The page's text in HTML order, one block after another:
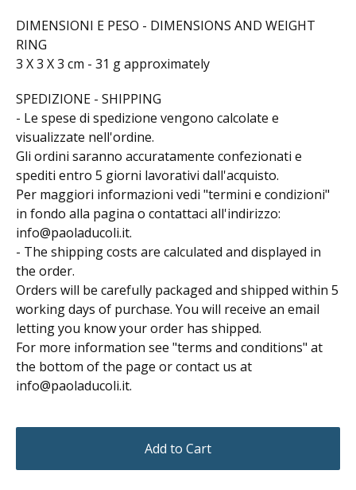
DIMENSIONI E PESO - DIMENSIONS AND WEIGHT
RING
3 X 3 X 3 cm - 31 g approximately
SPEDIZIONE - SHIPPING
- Le spese di spedizione vengono calcolate e
visualizzate nell'ordine.
Gli ordini saranno accuratamente confezionati e
spediti entro 5 giorni lavorativi dall'acquisto.
Per maggiori informazioni vedi "termini e condizioni"
in fondo alla pagina o contattaci all'indirizzo:
info@paoladucoli.it.
- The shipping costs are calculated and displayed in
the order.
Orders will be carefully packaged and shipped within 5
working days of purchase. You will receive an email
letting you know your order has shipped.
For more information see "terms and conditions" at
the bottom of the page or contact us at
info@paoladucoli.it.
Add to Cart